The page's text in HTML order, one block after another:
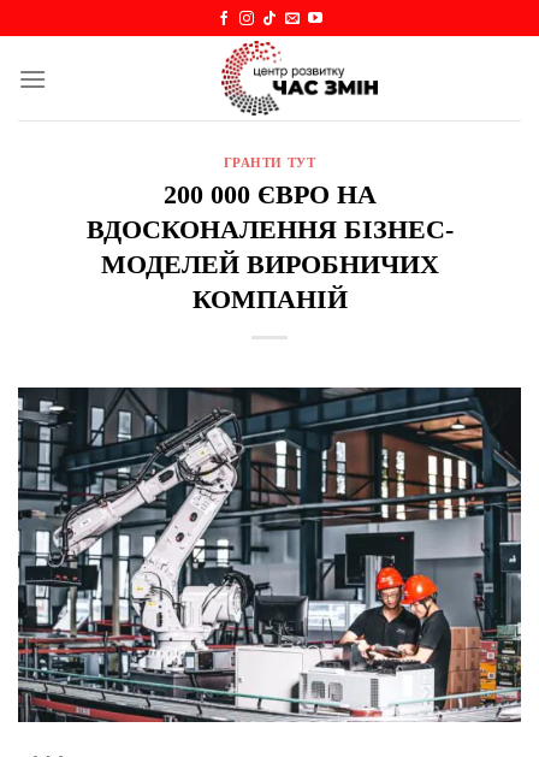
content
ГРАНТИ ТУТ
200 000 ЄВРО НА
ВДОСКОНАЛЕННЯ БІЗНЕС-
МОДЕЛЕЙ ВИРОБНИЧИХ
КОМПАНІЙ